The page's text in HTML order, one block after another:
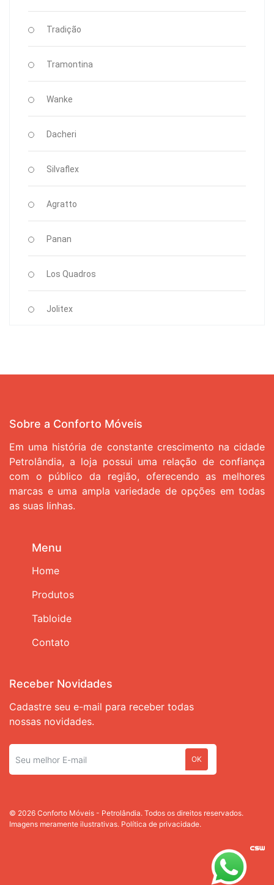
Tradição
Tramontina
Wanke
Dacheri
Silvaflex
Agratto
Panan
Los Quadros
Jolitex
Sobre a Conforto Móveis
Em uma história de constante crescimento na cidade
Petrolândia, a loja possui uma relação de confiança
com o público da região, oferecendo as melhores
marcas e uma ampla variedade de opções em todas
as suas linhas.
Menu
Home
Produtos
Tabloide
Contato
Receber Novidades
Cadastre seu e-mail para receber todas
nossas novidades.
OK
© 2026 Conforto Móveis - Petrolândia. Todos os direitos reservados.
Imagens meramente ilustrativas. Política de privacidade.